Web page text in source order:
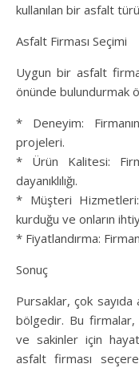
kullanılan bir asfalt
Asfalt Firması Seçimi
Uygun bir asfalt
önünde bulundurmak
* Deneyim:
projeleri.
* Ürün Kalitesi:
dayanıklılığı.
* Müşteri Hizmetleri:
kurduğu ve onların
* Fiyatlandırma:
Sonuç
Pursaklar, çok
bölgedir. Bu
ve sakinler için
asfalt firması